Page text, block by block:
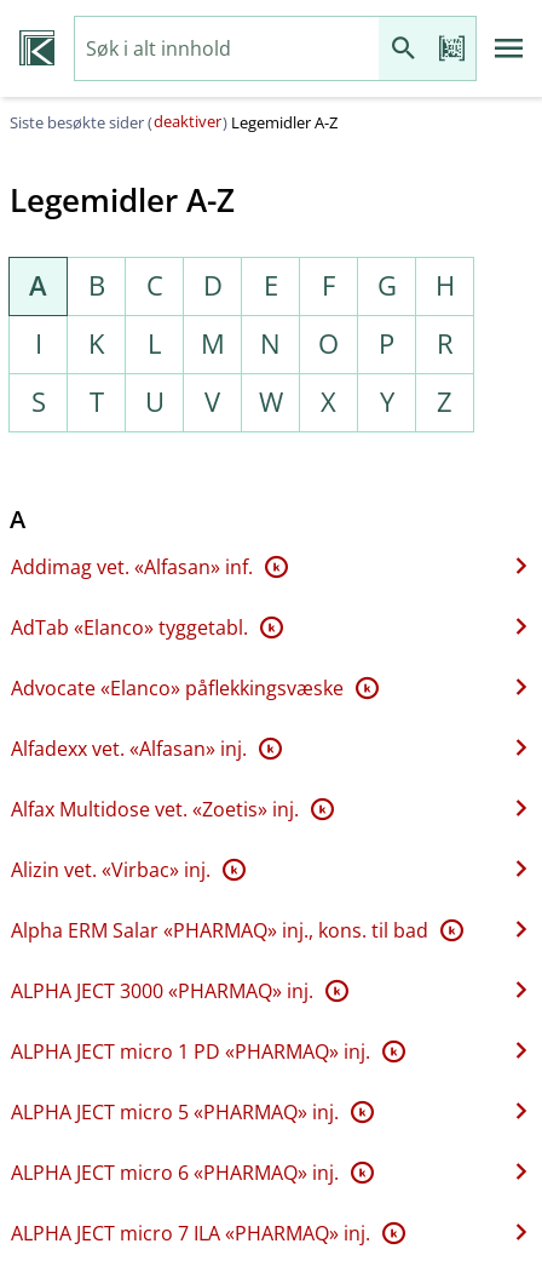
Siste besøkte sider (deaktiver) Legemidler A-Z
Legemidler A-Z
A B C D E F G
H
I
K L M N O P
R
S
T U V W X Y Z
A
Addimag vet. «Alfasan» inf. K
AdTab «Elanco» tyggetabl. K
Advocate «Elanco» påflekkingsvæske K
Alfadexx vet. «Alfasan» inj. K
Alfax Multidose vet. «Zoetis» inj. K
Alizin vet. «Virbac» inj. K
Alpha ERM Salar «PHARMAQ» inj., kons. til bad K
ALPHA JECT 3000 «PHARMAQ» inj. K
ALPHA JECT micro 1 PD «PHARMAQ» inj. K
ALPHA JECT micro 5 «PHARMAQ» inj. K
ALPHA JECT micro 6 «PHARMAQ» inj. K
ALPHA JECT micro 7 ILA «PHARMAQ» inj. K